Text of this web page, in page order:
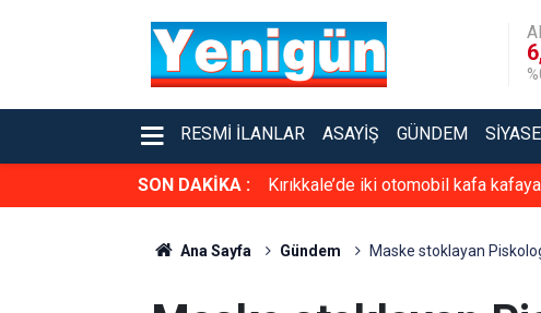
RESMI İLANLAR ASAYIŞ GÜNDEM
SON DAKİKA : Kırıkkale’de iki otomobil kafa kafaya
Ana Sayfa Gündem Maske stoklayan